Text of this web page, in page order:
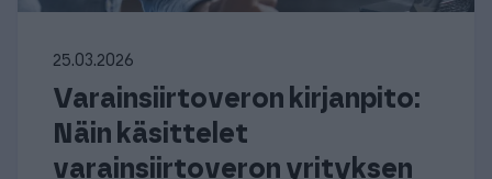
25.03.2026
Varainsiirtoveron kirjanpito:
Näin käsittelet
varainsiirtoveron yrityksen